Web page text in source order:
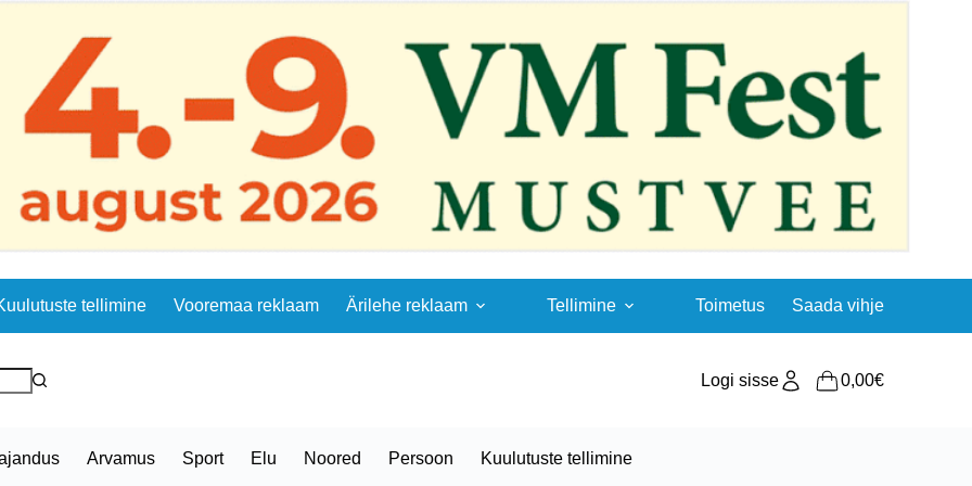
tellimine Vooremaa reklaam Ärilehe reklaam Tellimine Toimetus Saada vihje
Logi sisse
Shopping
0,00€
Arvamus Sport Elu Noored Persoon Kuulutuste tellimine